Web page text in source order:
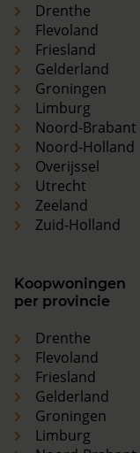
Drenthe
Flevoland
Friesland
Gelderland
Groningen
Limburg
Noord-Brabant
Noord-Holland
Overijssel
Utrecht
Zeeland
Zuid-Holland
Koopwoningen
per provincie
Drenthe
Flevoland
Friesland
Gelderland
Groningen
Limburg